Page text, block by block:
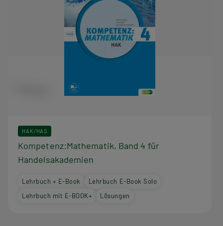
HAK/HAS
Kompetenz:Mathematik, Band 4 für
Handelsakademien
Lehrbuch + E-Book
Lehrbuch E-Book Solo
Lehrbuch mit E-BOOK+
Lösungen